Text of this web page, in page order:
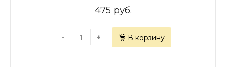
475 руб.
- + В корзину